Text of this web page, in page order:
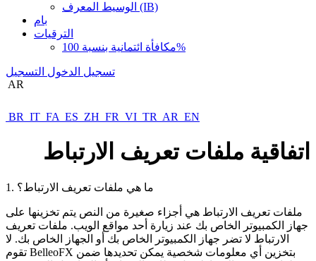
الوسيط المعرف (IB)
بام
الترقيات
مكافأة ائتمانية بنسبة 100%
تسجيل الدخول التسجيل
AR
BR IT FA ES ZH FR VI TR AR EN
اتفاقية ملفات تعريف الارتباط
1. ما هي ملفات تعريف الارتباط؟
ملفات تعريف الارتباط هي أجزاء صغيرة من النص يتم تخزينها على
جهاز الكمبيوتر الخاص بك عند زيارة أحد مواقع الويب. ملفات تعريف
الارتباط لا تضر جهاز الكمبيوتر الخاص بك أو الجهاز الخاص بك. لا
تقوم BelleoFX بتخزين أي معلومات شخصية يمكن تحديدها ضمن